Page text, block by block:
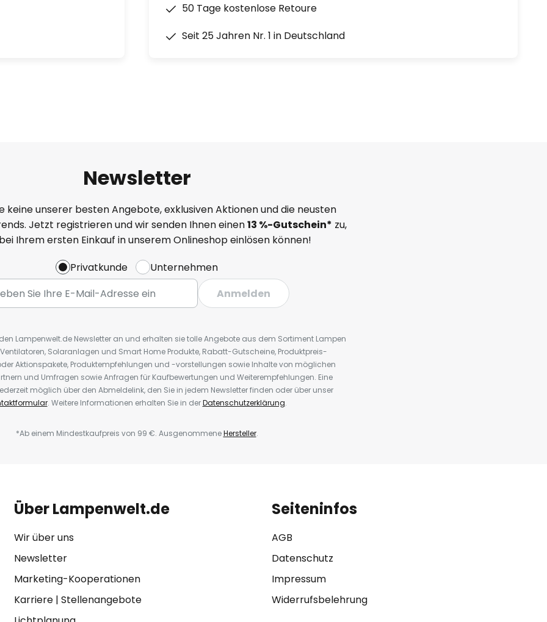
50 Tage kostenlose Retoure
Seit 25 Jahren Nr. 1 in Deutschland
Newsletter
keine unserer besten Angebote, exklusiven Aktionen und die neusten
Jetzt registrieren und wir senden Ihnen einen13 %-Gutschein* zu,
Ihrem ersten Einkauf in unserem Onlineshop einlösen können!
Privatkunde
Unternehmen
Anmelden
Lampenwelt.de Newsletter an und erhalten sie tolle Angebote aus dem Sortiment Lampen
Solaranlagen und Smart Home Produkte, Rabatt-Gutscheine, Produktpreis-
Aktionspakete, Produktempfehlungen und -vorstellungen sowie Inhalte von möglichen
und Umfragen sowie Anfragen für Kaufbewertungen und Weiterempfehlungen. Eine
möglich über den Abmeldelink, den Sie in jedem Newsletter finden oder über unser
. Weitere Informationen erhalten Sie in derDatenschutzerklärung.
*Ab einem Mindestkaufpreis von 99 €. AusgenommeneHersteller.
Über Lampenwelt.de
Wir über uns
Newsletter
Marketing-Kooperationen
Karriere| Stellenangebote
Seiteninfos
AGB
Datenschutz
Impressum
Widerrufsbelehrung